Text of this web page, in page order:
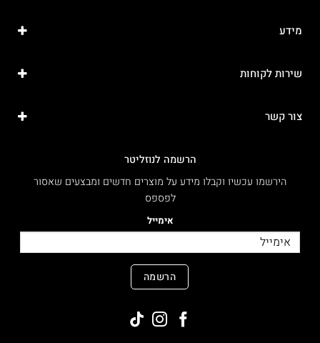
מידע
שירות לקוחות
צור קשר
הרשמה לנוזליטר
הירשמו עכשיו וקבלו מידע על מוצרים חדשים ומבצעים שאסור
לפספס
אימייל
הרשמה